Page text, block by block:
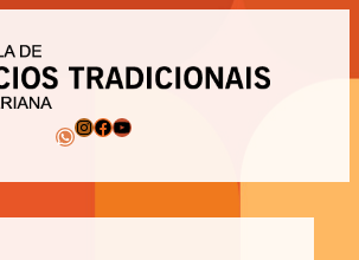
WhatsApp InstagramFacebook Youtube